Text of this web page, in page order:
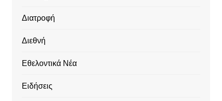
Διατροφή
Διεθνή
Εθελοντικά Νέα
Ειδήσεις